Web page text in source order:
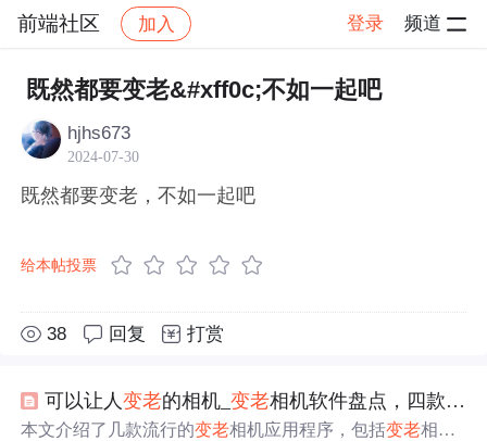
前端社区 加入 登录 频道
社区 前端社区 感慨 帖子详情
既然都要变老&#xff0c;不如一起吧
hjhs673
2024-07-30
既然都要变老，不如一起吧
给本帖投票
38 回复 打赏
可以让人变老的相机_变老相机软件盘点，四款可以让人
本文介绍了几款流行的变老相机应用程序，包括变老相